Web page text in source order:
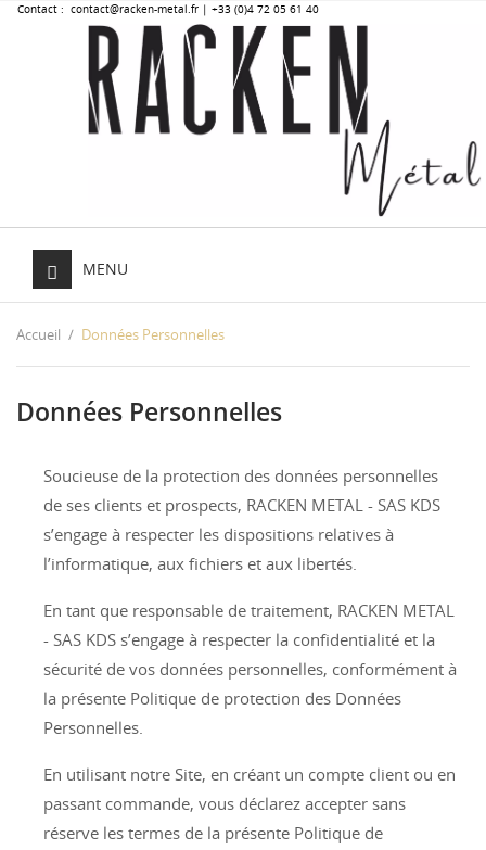
Contact : contact@racken-metal.fr | +33 (0)4 72 05 61 40
MENU
Accueil Données Personnelles
Données Personnelles
Soucieuse de la protection des données personnelles
de ses clients et prospects, RACKEN METAL - SAS KDS
s’engage à respecter les dispositions relatives à
l’informatique, aux fichiers et aux libertés.
En tant que responsable de traitement, RACKEN METAL
- SAS KDS s’engage à respecter la confidentialité et la
sécurité de vos données personnelles, conformément à
la présente Politique de protection des Données
Personnelles.
En utilisant notre Site, en créant un compte client ou en
passant commande, vous déclarez accepter sans
réserve les termes de la présente Politique de